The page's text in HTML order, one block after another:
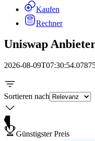
Kaufen
Rechner
Uniswap
2026-08-
Sortieren nach
Günstigster Preis